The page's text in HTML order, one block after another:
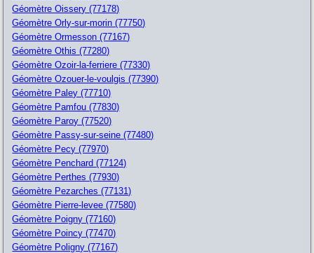
Géomètre Oissery (77178)
Géomètre Orly-sur-morin (77750)
Géomètre Ormesson (77167)
Géomètre Othis (77280)
Géomètre Ozoir-la-ferriere (77330)
Géomètre Ozouer-le-voulgis (77390)
Géomètre Paley (77710)
Géomètre Pamfou (77830)
Géomètre Paroy (77520)
Géomètre Passy-sur-seine (77480)
Géomètre Pecy (77970)
Géomètre Penchard (77124)
Géomètre Perthes (77930)
Géomètre Pezarches (77131)
Géomètre Pierre-levee (77580)
Géomètre Poigny (77160)
Géomètre Poincy (77470)
Géomètre Poligny (77167)